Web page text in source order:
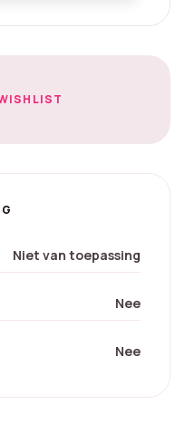
Niet van toepassing
Nee
Nee